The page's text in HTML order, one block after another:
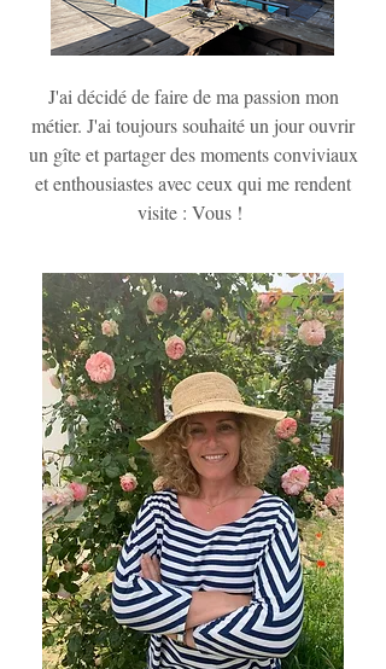
J'ai décidé de faire de ma passion mon
métier. J'ai toujours souhaité un jour ouvrir
un gîte et partager des moments conviviaux
et enthousiastes avec ceux qui me rendent
visite : Vous !